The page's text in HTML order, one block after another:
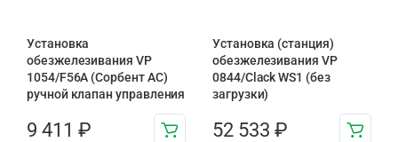
Установка
обезжелезивания VP
1054/F56A (Сорбент АС)
ручной клапан управления
9 411 ₽
Установка (станция)
обезжелезивания VP
0844/Clack WS1 (без
загрузки)
52 533 ₽